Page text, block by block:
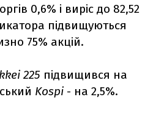
0,6% і виріс до 82,52
підвищуються
75% акцій.
225 підвищився на
Kospi - на 2,5%.